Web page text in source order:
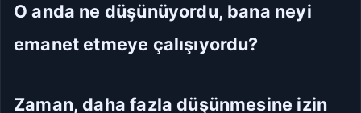
O anda ne düşünüyordu, bana neyi
emanet etmeye çalışıyordu?
Zaman, daha fazla düşünmesine izin